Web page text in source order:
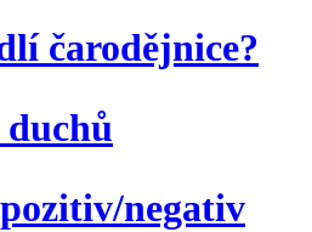
čarodějnice?
negativ